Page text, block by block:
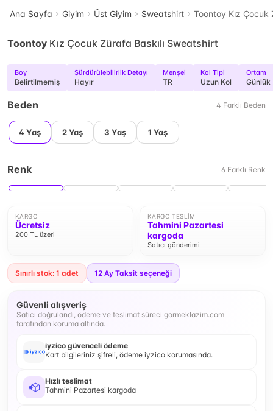
Ana Sayfa Giyim Üst Giyim Sweatshirt Toontoy Kız Çocuk
Toontoy Kız Çocuk Zürafa Baskılı Sweatshirt
Boy
Belirtilmemiş
Sürdürülebilirlik Detayı
Hayır
Menşei
TR
Kol Tipi
Uzun Kol
Ortam
Günlük
Beden 4 Farklı Beden
4 Yaş 2 Yaş 3 Yaş 1 Yaş
Renk 6 Farklı Renk
KARGO
Ücretsiz
200 TL üzeri
KARGO TESLIM
Tahmini Pazartesi
kargoda
Satıcı gönderimi
Sınırlı stok: 1 adet 12 Ay Taksit seçeneği
Güvenli alışveriş
Satıcı doğrulandı, ödeme ve teslimat süreci gormeklazim.com
tarafından koruma altında.
iyzico güvenceli ödeme
Kart bilgileriniz şifreli, ödeme iyzico korumasında.
Hızlı teslimat
Tahmini Pazartesi kargoda